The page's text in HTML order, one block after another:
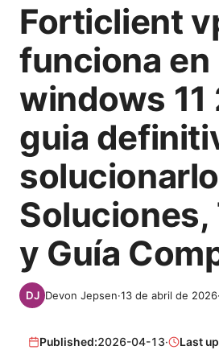
Forticlient
funciona en
windows 11
guia
Soluciones,
y Guía
Devon Jepsen·13 de abril de 2026·
Published:2026-04-13· Last